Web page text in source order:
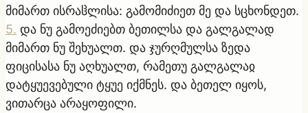
მიმართ ისრაჱლისა: გამომიძიეთ მე და სცხონდეთ.
5. და ნუ გამოეძიებთ ბეთილსა და გალგალად
მიმართ ნუ შეხუალთ. და ჯურღმულსა ზედა
ფიცისასა ნუ აღხუალთ, რამეთუ გალგალაჲ
დატყუევებული ტყუე იქმნეს. და ბეთელ იყოს,
ვითარცა არაყოფილი.